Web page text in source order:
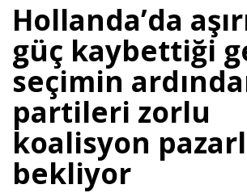
Hollanda’da
güç kaybettiği
seçimin
partileri zorlu
koalisyon
bekliyor